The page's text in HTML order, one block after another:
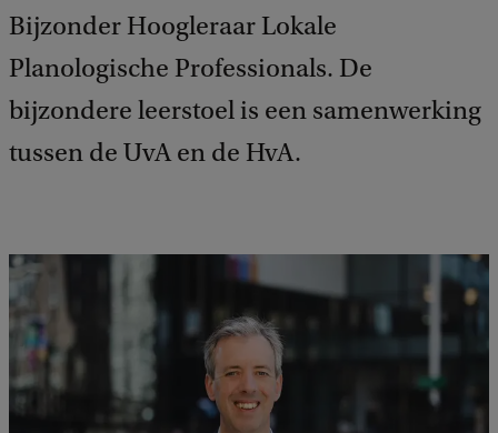
Bijzonder Hoogleraar Lokale
Planologische Professionals. De
bijzondere leerstoel is een samenwerking
tussen de UvA en de HvA.